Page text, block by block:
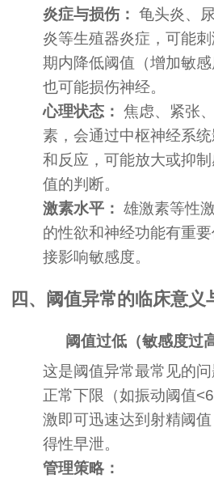
炎症与损伤： 龟头炎、
炎等生殖器炎症，可能
期内降低阈值（增加敏
也可能损伤神经。
心理状态： 焦虑、紧张
素，会通过中枢神经系
和反应，可能放大或抑
值的判断。
激素水平： 雄激素等性
的性欲和神经功能有重
接影响敏感度。
四、阈值异常的临床意义
阈值过低（敏感度过
这是阈值异常最常见的
正常下限（如振动阈值
激即可迅速达到射精阈
得性早泄。
管理策略：